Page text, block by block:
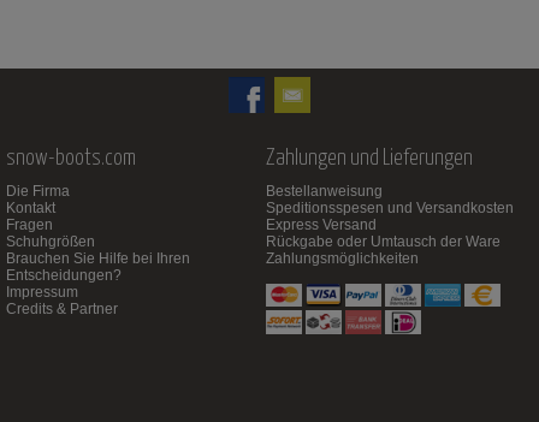
snow-boots.com
Die Firma
Kontakt
Fragen
Schuhgrößen
Brauchen Sie Hilfe bei Ihren
Entscheidungen?
Impressum
Credits & Partner
Zahlungen und Lieferungen
Bestellanweisung
Speditionsspesen und Versandkosten
Express Versand
Rückgabe oder Umtausch der Ware
Zahlungsmöglichkeiten